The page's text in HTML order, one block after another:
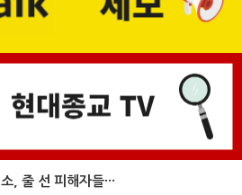
, 줄 선 피해자들···